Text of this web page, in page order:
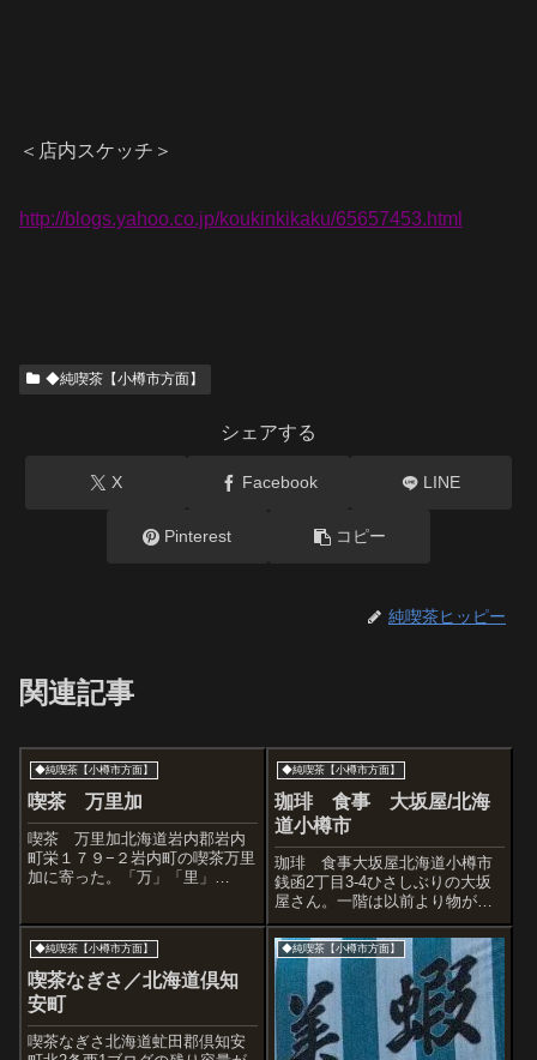
＜店内スケッチ＞
http://blogs.yahoo.co.jp/koukinkikaku/65657453.html
◆純喫茶【小樽市方面】
シェアする
X Facebook LINE
Pinterest コピー
純喫茶ヒッピー
関連記事
◆純喫茶【小樽市方面】
喫茶 万里加
喫茶 万里加北海道岩内郡岩内
町栄１７９−２岩内町の喫茶万里
加に寄った。「万」「里」
物にあり、経営は共通のよう
だ。松尾ジンギスカンを経営す
る株式会社マツオのロゴ...
◆純喫茶【小樽市方面】
珈琲 食事 大坂屋/北海
道小樽市
珈琲 食事大坂屋北海道小樽市
銭函2丁目3-4ひさしぶりの大坂
屋さん。一階は以前より物が増
えたかも、という印象がありま
した。今回は二階客席だから、
町や海を見ながらホントぼんや
り。お客もいなかったから、帰
るときに写真を撮らせていただ
きました。2...
◆純喫茶【小樽市方面】
喫茶なぎさ／北海道倶知
安町
喫茶なぎさ北海道虻田郡倶知安
◆純喫茶【小樽市方面】